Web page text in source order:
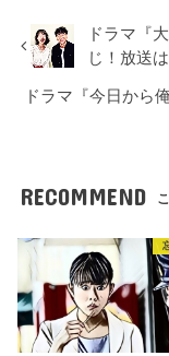
ドラマ『
じ！放送
ドラマ『今日から
RECOMMEND